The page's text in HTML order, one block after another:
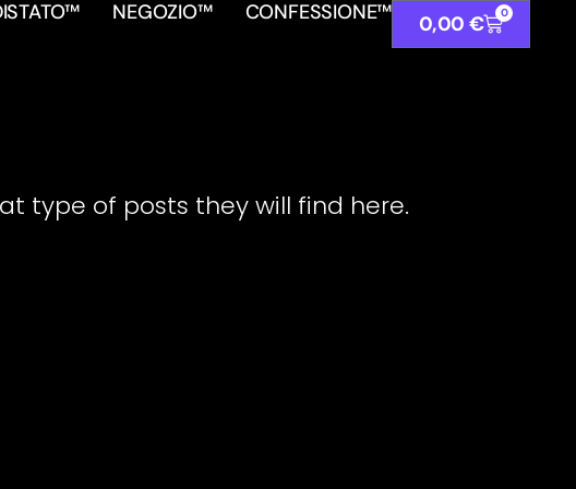
NEGOZIO™ CONFESSIONE™ 0,00 € 0
type of posts they will find here.